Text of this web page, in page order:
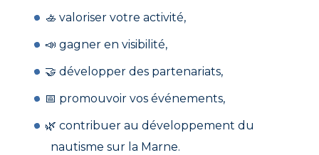
🚣 valoriser votre activité,
📣 gagner en visibilité,
🤝 développer des partenariats,
📅 promouvoir vos événements,
🌿 contribuer au développement du
nautisme sur la Marne.